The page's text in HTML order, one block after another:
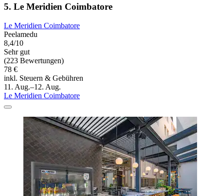
5. Le Meridien Coimbatore
Le Meridien Coimbatore
Peelamedu
8,4/10
Sehr gut
(223 Bewertungen)
78 €
inkl. Steuern & Gebühren
11. Aug.–12. Aug.
Le Meridien Coimbatore